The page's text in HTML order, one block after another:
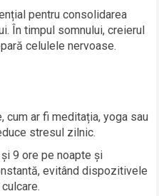
pentru consolidarea
În timpul somnului, creierul
celulele nervoase.
cum ar fi meditația, yoga sau
stresul zilnic.
9 ore pe noapte și
evitând dispozitivele